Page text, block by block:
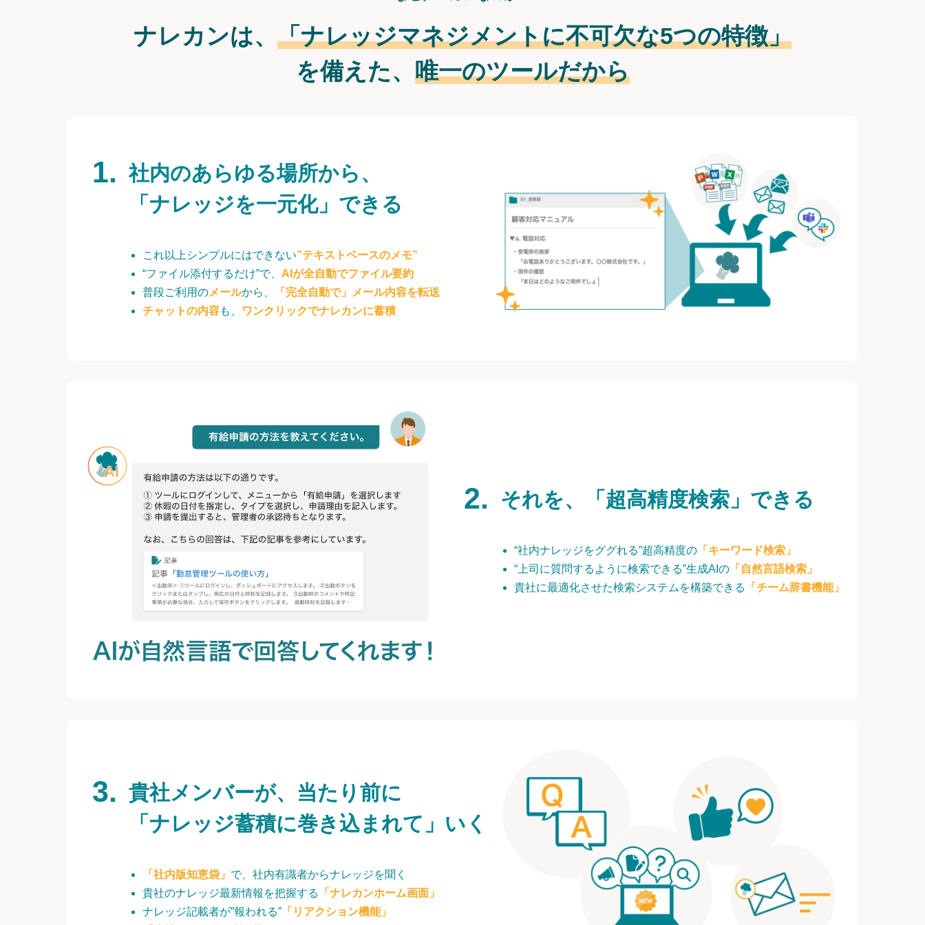
ナレカンは、 「ナレッジマネジメントに不可欠な5つの特徴」
を備えた、 唯一のツールだから
社内のあらゆる場所から、
「ナレッジを一元化」できる
これ以上シンプルにはできない”テキストベースのメモ”
“ファイル添付するだけ”で、 AIが全自動でファイル要約
普段ご利用のメールから、
「完全自動で」メール内容を転送
チャットの内容も、 ワンクリックでナレカンに蓄積
それを、「超高精度検索」できる
“社内ナレッジをググれる”超高精度の 「キーワード検索」
“上司に質問するように検索できる”生成AIの 「自然言語検索」
貴社に最適化させた検索システムを構築できる
「チーム辞書機能」
貴社メンバーが、当たり前に
「ナレッジ蓄積に巻き込まれて」いく
「社内版知恵袋」 で、社内有識者からナレッジを聞く
貴社のナレッジ最新情報を把握する
「ナレカンホーム画面」
ナレッジ記載者が”報われる” 「リアクション機能」